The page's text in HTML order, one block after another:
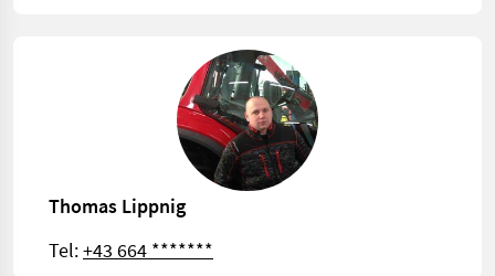
Thomas Lippnig
Tel:+43 664 *******